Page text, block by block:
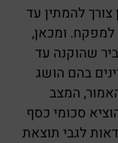
להמתין עד
למפקח. ומכאן,
שהוקנה עד
בהם הושג
המצב
סכומי כסף
לגבי תוצאת